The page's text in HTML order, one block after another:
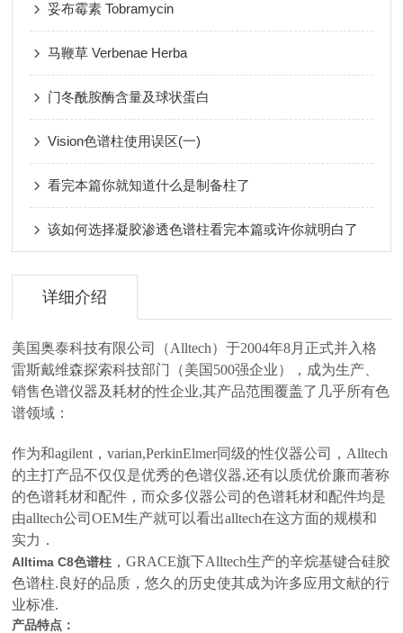
妥布霉素 Tobramycin
马鞭草 Verbenae Herba
门冬酰胺酶含量及球状蛋白
Vision色谱柱使用误区(一)
看完本篇你就知道什么是制备柱了
该如何选择凝胶渗透色谱柱看完本篇或许你就明白了
详细介绍
美国奥泰科技有限公司（Alltech）于2004年8月正式并入格
雷斯戴维森探索科技部门（美国500强企业），成为生产、
销售色谱仪器及耗材的性企业,其产品范围覆盖了几乎所有色
谱领域：
作为和agilent，varian,PerkinElmer同级的性仪器公司，Alltech
的主打产品不仅仅是优秀的色谱仪器,还有以质优价廉而著称
的色谱耗材和配件，而众多仪器公司的色谱耗材和配件均是
由alltech公司OEM生产就可以看出alltech在这方面的规模和
实力．
Alltima C8色谱柱 ，GRACE旗下Alltech生产的辛烷基键合硅胶
色谱柱.良好的品质，悠久的历史使其成为许多应用文献的行
业标准.
产品特点：